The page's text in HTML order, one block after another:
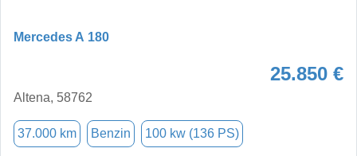
Mercedes A 180
25.850 €
Altena, 58762
37.000 km Benzin 100 kw (136 PS)